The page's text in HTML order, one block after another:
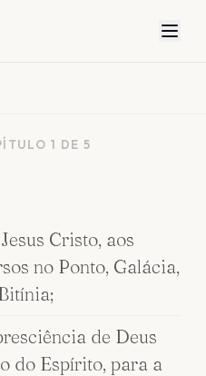
1 DE 5
Cristo, aos
no Ponto, Galácia,
de Deus
do Espírito, para a